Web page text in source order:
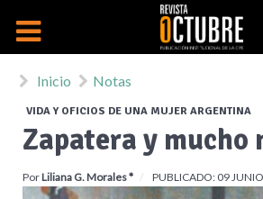
Inicio Notas
VIDA Y OFICIOS DE UNA MUJER ARGENTINA
Zapatera y mucho
PorLiliana G. Morales * PUBLICADO: 09